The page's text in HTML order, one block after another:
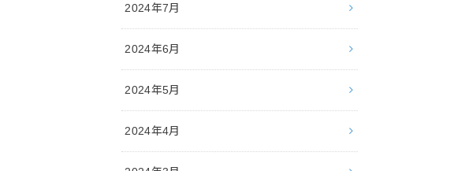
2024年7月
2024年6月
2024年5月
2024年4月